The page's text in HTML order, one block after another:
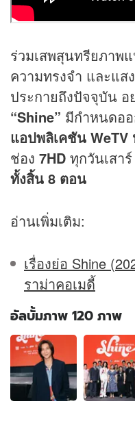
ร่วมเสพสุนทรียภาพ
ความทรงจำ และแส
ประกายถึงปัจจุบัน อ
“Shine” มีกำหนดอ
แอปพลิเคชัน WeTV
ช่อง 7HD ทุกวันเสาร์
ทั้งสิ้น 8 ตอน
อ่านเพิ่มเติม:
เรื่องย่อ Shine
ราม่าคอเมดี้
อัลบั้มภาพ 120 ภาพ
อัลบั้ม
ภาพ
120
ภาพ
ของ